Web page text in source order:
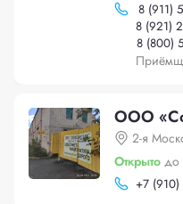
8 (911)
8 (921)
8 (800)
ООО
2-я
Открыто до
+7 (910)